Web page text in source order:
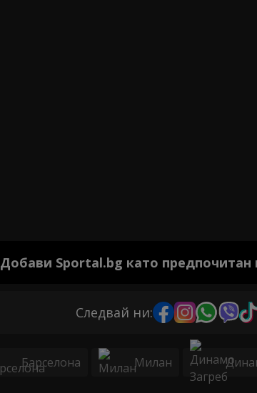
Добави Sportal.bg като предпочитан
Следвай ни:
Барселона Милан